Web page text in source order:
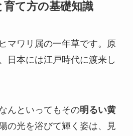
て方の基礎知識
マワリ属の一年草です。原
日本には江戸時代に渡来し
んといってもその明るい黄
の光を浴びて輝く姿は、見